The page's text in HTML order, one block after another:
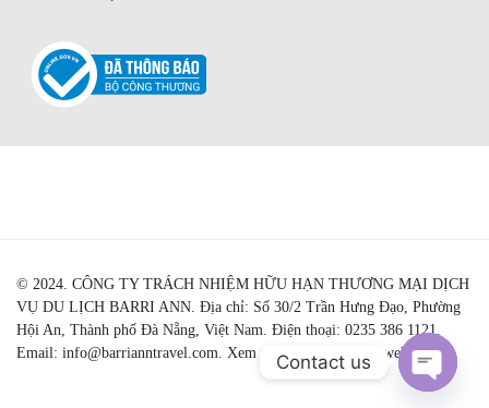
© 2024. CÔNG TY TRÁCH NHIỆM HỮU HẠN THƯƠNG MẠI DỊCH
VỤ DU LỊCH BARRI ANN. Địa chỉ: Số 30/2 Trần Hưng Đạo, Phường
Hội An, Thành phố Đà Nẵng, Việt Nam. Điện thoại: 0235 386 1121.
Email: info@barrianntravel.com. Xem chính sách sử dụng web
Contact us